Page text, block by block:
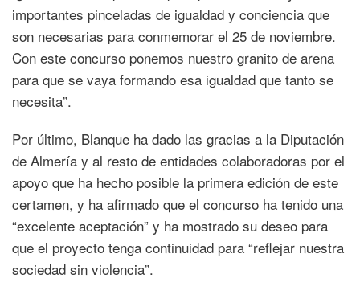
importantes pinceladas de igualdad y conciencia que
son necesarias para conmemorar el 25 de noviembre.
Con este concurso ponemos nuestro granito de arena
para que se vaya formando esa igualdad que tanto se
necesita”.
Por último, Blanque ha dado las gracias a la Diputación
de Almería y al resto de entidades colaboradoras por el
apoyo que ha hecho posible la primera edición de este
certamen, y ha afirmado que el concurso ha tenido una
“excelente aceptación” y ha mostrado su deseo para
que el proyecto tenga continuidad para “reflejar nuestra
sociedad sin violencia”.